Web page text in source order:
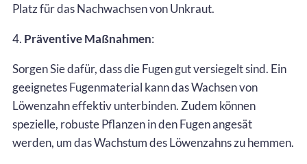
Platz für das Nachwachsen von Unkraut.
4. Präventive Maßnahmen:
Sorgen Sie dafür, dass die Fugen gut versiegelt sind. Ein
geeignetes Fugenmaterial kann das Wachsen von
Löwenzahn effektiv unterbinden. Zudem können
spezielle, robuste Pflanzen in den Fugen angesät
werden, um das Wachstum des Löwenzahns zu hemmen.